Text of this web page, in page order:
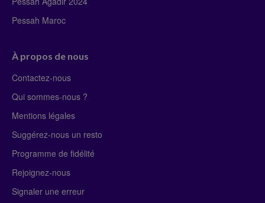
Pessah Maroc
À propos de nous
Contactez-nous
Qui sommes-nous ?
Mentions légales
Suggérez-nous un resto
Programme de fidélité
Rejoignez-nous
Signaler une erreur